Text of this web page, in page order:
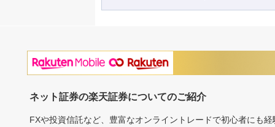
ネット証券の楽天証券についてのご紹介
FXや投資信託など、豊富なオンライントレードで初心者にも